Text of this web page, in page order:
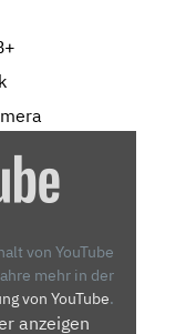
von YouTube
mehr in der
von YouTube.
anzeigen